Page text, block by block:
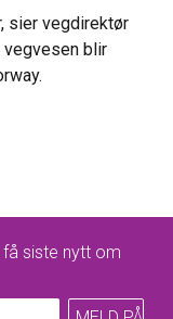
sier vegdirektør
vegvesen blir
siste nytt om